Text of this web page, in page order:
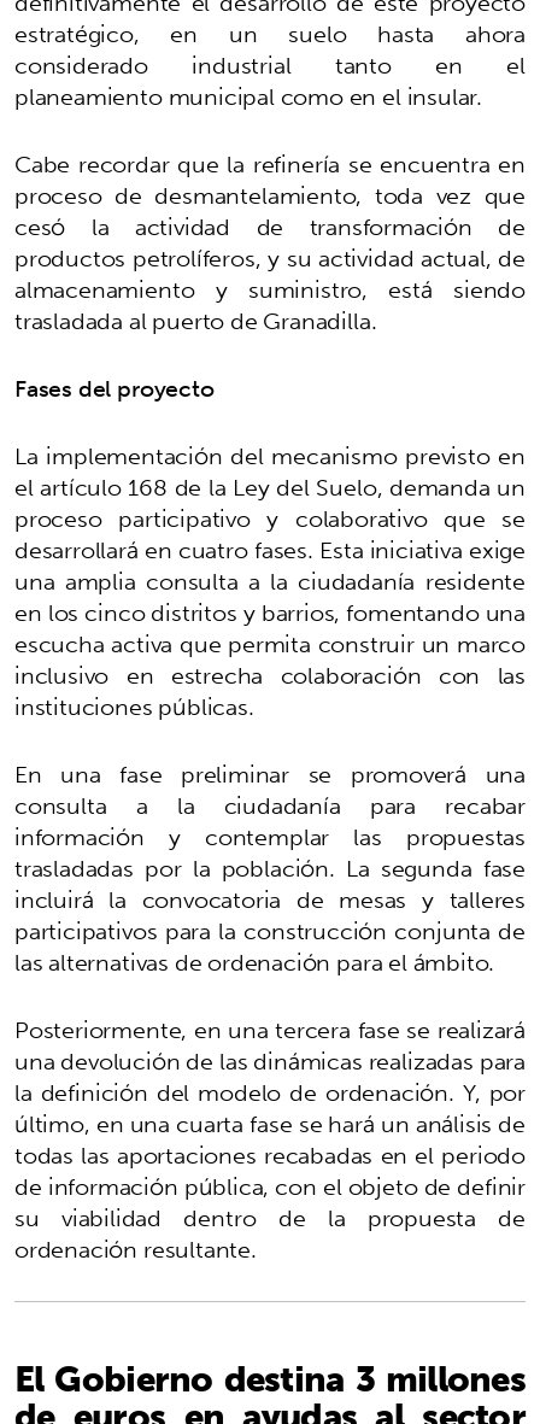
estratégico, en un suelo hasta ahora
considerado industrial tanto en el
planeamiento municipal como en el insular.
Cabe recordar que la refinería se encuentra en
proceso de desmantelamiento, toda vez que
cesó la actividad de transformación de
productos petrolíferos, y su actividad actual, de
almacenamiento y suministro, está siendo
trasladada al puerto de Granadilla.
Fases del proyecto
La implementación del mecanismo previsto en
el artículo 168 de la Ley del Suelo, demanda un
proceso participativo y colaborativo que se
desarrollará en cuatro fases. Esta iniciativa exige
una amplia consulta a la ciudadanía residente
en los cinco distritos y barrios, fomentando una
escucha activa que permita construir un marco
inclusivo en estrecha colaboración con las
instituciones públicas.
En una fase preliminar se promoverá una
consulta a la ciudadanía para recabar
información y contemplar las propuestas
trasladadas por la población. La segunda fase
incluirá la convocatoria de mesas y talleres
participativos para la construcción conjunta de
las alternativas de ordenación para el ámbito.
Posteriormente, en una tercera fase se realizará
una devolución de las dinámicas realizadas para
la definición del modelo de ordenación. Y, por
último, en una cuarta fase se hará un análisis de
todas las aportaciones recabadas en el periodo
de información pública, con el objeto de definir
su viabilidad dentro de la propuesta de
ordenación resultante.
El Gobierno destina 3 millones